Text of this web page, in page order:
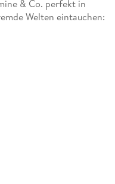
& Co. perfekt in
Welten eintauchen: